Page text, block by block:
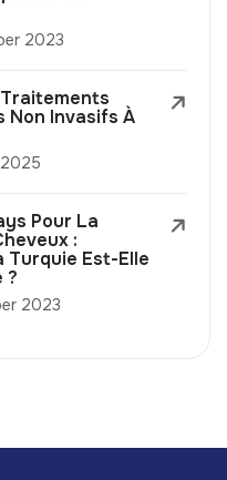
2023
Non Invasifs À
Pour La
:
Turquie Est-Elle
?
2023